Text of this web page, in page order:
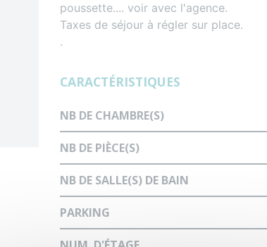
poussette.... voir avec l'agence.
Taxes de séjour à régler sur place.
.
CARACTÉRISTIQUES
NB DE CHAMBRE(S)
NB DE PIÈCE(S)
NB DE SALLE(S) DE BAIN
PARKING